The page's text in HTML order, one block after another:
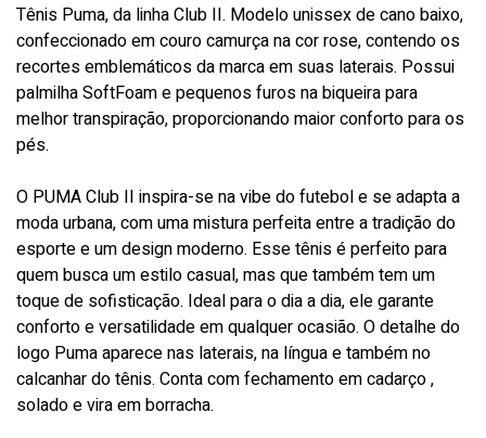
Tênis Puma, da linha Club II. Modelo unissex de cano baixo,
confeccionado em couro camurça na cor rose, contendo os
recortes emblemáticos da marca em suas laterais. Possui
palmilha SoftFoam e pequenos furos na biqueira para
melhor transpiração, proporcionando maior conforto para os
pés.
O PUMA Club II inspira-se na vibe do futebol e se adapta a
moda urbana, com uma mistura perfeita entre a tradição do
esporte e um design moderno. Esse tênis é perfeito para
quem busca um estilo casual, mas que também tem um
toque de sofisticação. Ideal para o dia a dia, ele garante
conforto e versatilidade em qualquer ocasião. O detalhe do
logo Puma aparece nas laterais, na língua e também no
calcanhar do tênis. Conta com fechamento em cadarço ,
solado e vira em borracha.